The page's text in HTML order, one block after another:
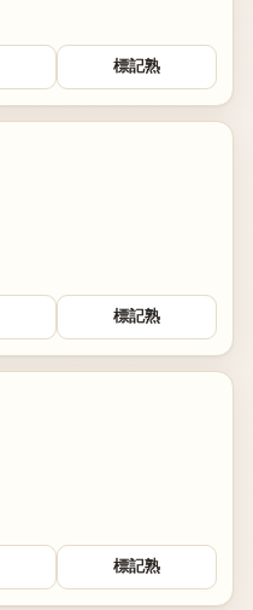
標記熟
標記熟
標記熟